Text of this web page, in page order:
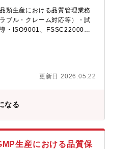
類生産における品質管理業務
ブル・クレーム対応等）・試
・ISO9001、FSSC22000等
ルール、安全・環境関連教
育（分析、点検等）※配属先
ームにおいて1～3ヶ月程度の
更新日 2026.05.22
なる
生産における品質保